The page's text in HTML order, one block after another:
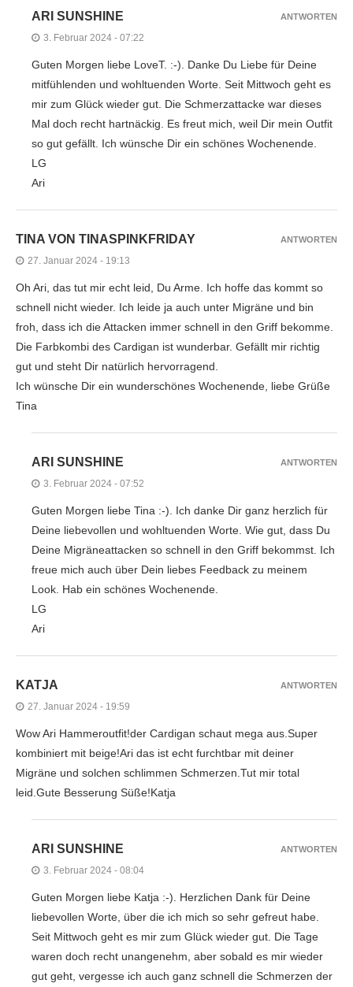
ARI SUNSHINE
3. Februar 2024 - 07:22
Guten Morgen liebe LoveT. :-). Danke Du Liebe für Deine
mitfühlenden und wohltuenden Worte. Seit Mittwoch geht es
mir zum Glück wieder gut. Die Schmerzattacke war dieses
Mal doch recht hartnäckig. Es freut mich, weil Dir mein Outfit
so gut gefällt. Ich wünsche Dir ein schönes Wochenende.
LG
Ari
ANTWORTEN
TINA VON TINASPINKFRIDAY
27. Januar 2024 - 19:13
Oh Ari, das tut mir echt leid, Du Arme. Ich hoffe das kommt so
schnell nicht wieder. Ich leide ja auch unter Migräne und bin
froh, dass ich die Attacken immer schnell in den Griff bekomme.
Die Farbkombi des Cardigan ist wunderbar. Gefällt mir richtig
gut und steht Dir natürlich hervorragend.
Ich wünsche Dir ein wunderschönes Wochenende, liebe Grüße
Tina
ANTWORTEN
ARI SUNSHINE
3. Februar 2024 - 07:52
Guten Morgen liebe Tina :-). Ich danke Dir ganz herzlich für
Deine liebevollen und wohltuenden Worte. Wie gut, dass Du
Deine Migräneattacken so schnell in den Griff bekommst. Ich
freue mich auch über Dein liebes Feedback zu meinem
Look. Hab ein schönes Wochenende.
LG
Ari
ANTWORTEN
KATJA
27. Januar 2024 - 19:59
Wow Ari Hammeroutfit!der Cardigan schaut mega aus.Super
kombiniert mit beige!Ari das ist echt furchtbar mit deiner
Migräne und solchen schlimmen Schmerzen.Tut mir total
leid.Gute Besserung Süße!Katja
ANTWORTEN
ARI SUNSHINE
3. Februar 2024 - 08:04
Guten Morgen liebe Katja :-). Herzlichen Dank für Deine
liebevollen Worte, über die ich mich so sehr gefreut habe.
Seit Mittwoch geht es mir zum Glück wieder gut. Die Tage
waren doch recht unangenehm, aber sobald es mir wieder
gut geht, vergesse ich auch ganz schnell die Schmerzen der
ANTWORTEN